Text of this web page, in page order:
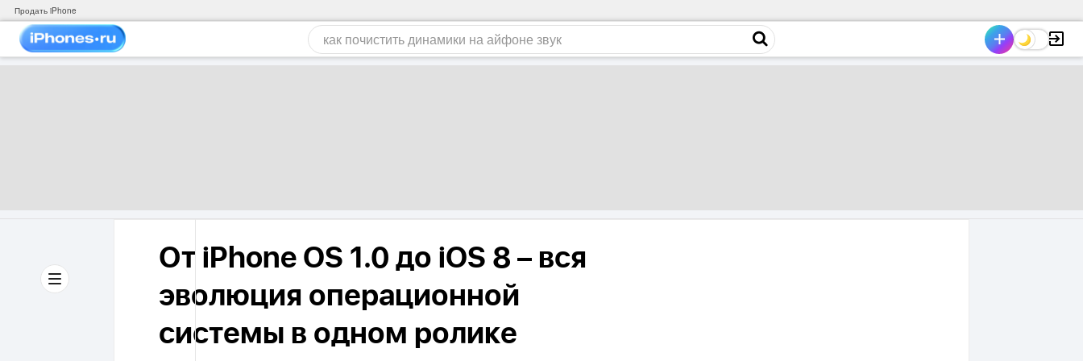
Продать iPhone
От iPhone OS 1.0 до iOS 8 – вся
эволюция операционной
системы в одном ролике